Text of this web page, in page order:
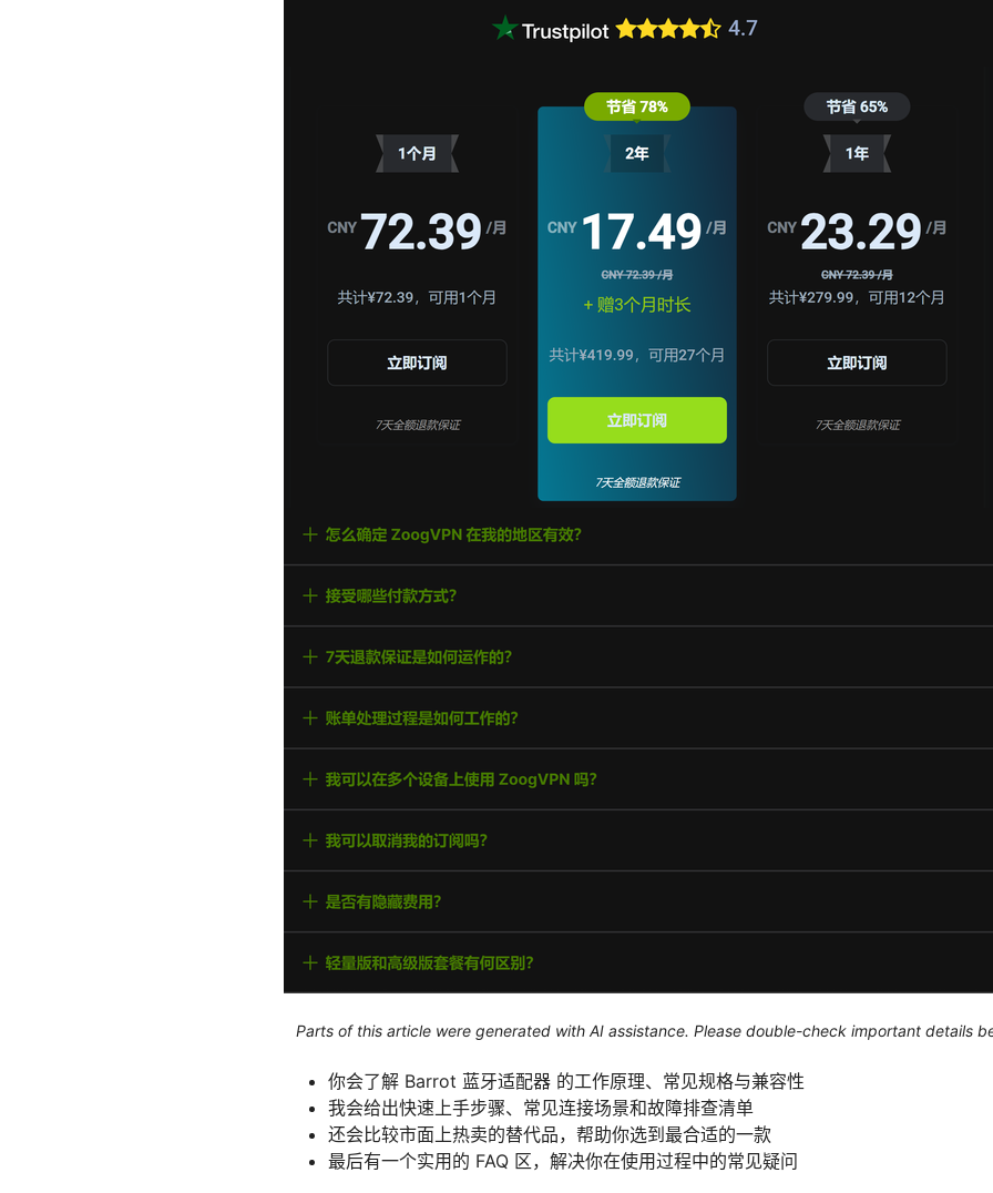
Parts of this article were generated with AI assistance. Please double-check important details
你会了解 Barrot 蓝牙适配器 的工作原理、常见规格与兼容性
我会给出快速上手步骤、常见连接场景和故障排查清单
还会比较市面上热卖的替代品，帮助你选到最合适的一款
最后有一个实用的 FAQ 区，解决你在使用过程中的常见疑问